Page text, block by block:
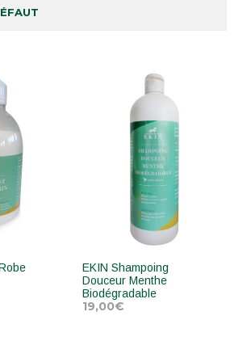
EKIN Shampoing
Douceur Menthe
Biodégradable
19,00€